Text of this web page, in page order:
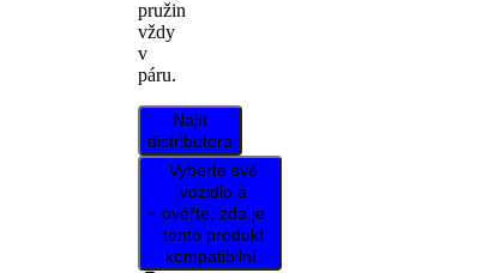
pružin
vždy
v
páru.
Najít
distributora
Vyberte své
vozidlo a
ověřte, zda je
tento produkt
kompatibilní.